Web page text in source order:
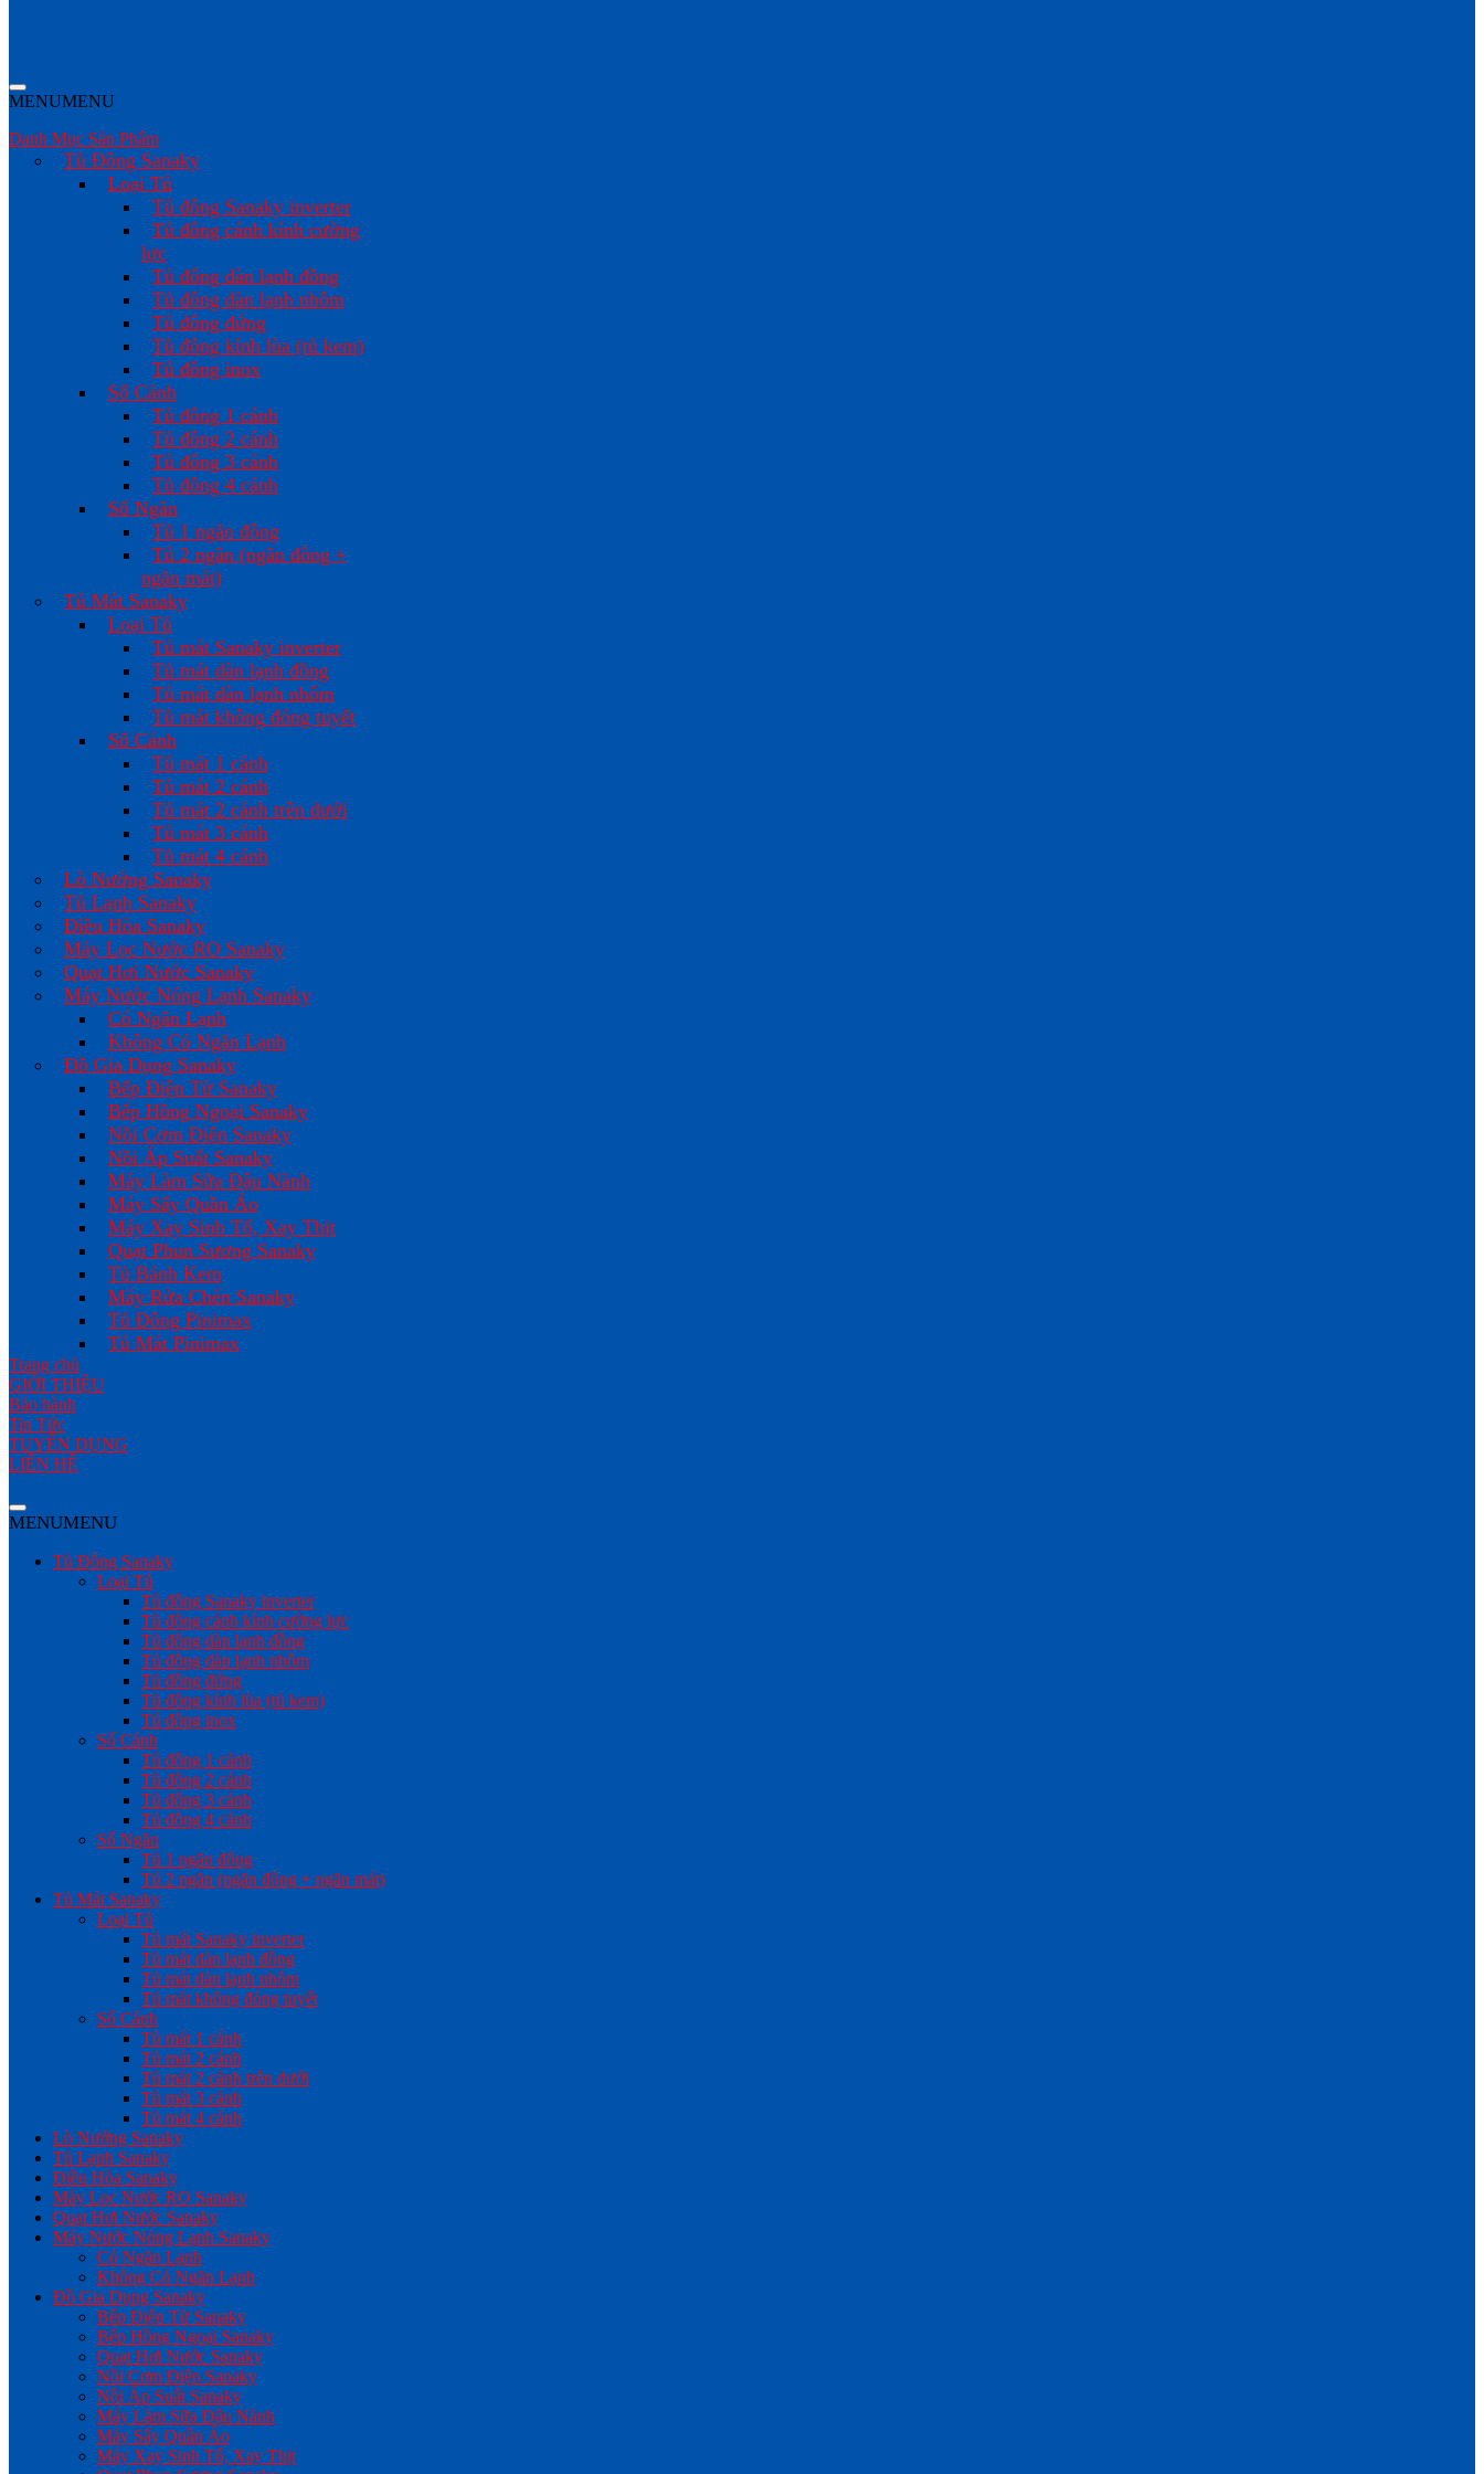
MENUMENU
Danh Mục Sản Phẩm
Tủ Đông Sanaky
Loại Tủ
Tủ đông Sanaky inverter
Tủ đông cánh kính cường
lực
Tủ đông dàn lạnh đồng
Tủ đông dàn lạnh nhôm
Tủ đông đứng
Tủ đông kính lùa (tủ kem)
Tủ đông inox
Số Cánh
Tủ đông 1 cánh
Tủ đông 2 cánh
Tủ đông 3 cánh
Tủ đông 4 cánh
Số Ngăn
Tủ 1 ngăn đông
Tủ 2 ngăn (ngăn đông +
ngăn mát)
Tủ Mát Sanaky
Loại Tủ
Tủ mát Sanaky inverter
Tủ mát dàn lạnh đồng
Tủ mát dàn lạnh nhôm
Tủ mát không đóng tuyết
Số Cánh
Tủ mát 1 cánh
Tủ mát 2 cánh
Tủ mát 2 cánh trên dưới
Tủ mát 3 cánh
Tủ mát 4 cánh
Lò Nướng Sanaky
Tủ Lạnh Sanaky
Điều Hòa Sanaky
Máy Lọc Nước RO Sanaky
Quạt Hơi Nước Sanaky
Máy Nước Nóng Lạnh Sanaky
Có Ngăn Lạnh
Không Có Ngăn Lạnh
Đồ Gia Dụng Sanaky
Bếp Điện Từ Sanaky
Bếp Hồng Ngoại Sanaky
Nồi Cơm Điện Sanaky
Nồi Áp Suất Sanaky
Máy Làm Sữa Đậu Nành
Máy Sấy Quần Áo
Máy Xay Sinh Tố, Xay Thịt
Quạt Phun Sương Sanaky
Tủ Bánh Kem
Máy Rửa Chén Sanaky
Tủ Đông Pinimax
Tủ Mát Pinimax
Trang chủ
GIỚI THIỆU
Bảo hành
Tin Tức
TUYỂN DỤNG
LIÊN HỆ
MENUMENU
Tủ Đông Sanaky
Loại Tủ
Tủ đông Sanaky inverter
Tủ đông cánh kính cường lực
Tủ đông dàn lạnh đồng
Tủ đông dàn lạnh nhôm
Tủ đông đứng
Tủ đông kính lùa (tủ kem)
Tủ đông inox
Số Cánh
Tủ đông 1 cánh
Tủ đông 2 cánh
Tủ đông 3 cánh
Tủ đông 4 cánh
Số Ngăn
Tủ 1 ngăn đông
Tủ 2 ngăn (ngăn đông + ngăn mát)
Tủ Mát Sanaky
Loại Tủ
Tủ mát Sanaky inverter
Tủ mát dàn lạnh đồng
Tủ mát dàn lạnh nhôm
Tủ mát không đóng tuyết
Số Cánh
Tủ mát 1 cánh
Tủ mát 2 cánh
Tủ mát 2 cánh trên dưới
Tủ mát 3 cánh
Tủ mát 4 cánh
Lò Nướng Sanaky
Tủ Lạnh Sanaky
Điều Hòa Sanaky
Máy Lọc Nước RO Sanaky
Quạt Hơi Nước Sanaky
Máy Nước Nóng Lạnh Sanaky
Có Ngăn Lạnh
Không Có Ngăn Lạnh
Đồ Gia Dụng Sanaky
Bếp Điện Từ Sanaky
Bếp Hồng Ngoại Sanaky
Quạt Hơi Nước Sanaky
Nồi Cơm Điện Sanaky
Nồi Áp Suất Sanaky
Máy Làm Sữa Đậu Nành
Máy Sấy Quần Áo
Máy Xay Sinh Tố, Xay Thịt